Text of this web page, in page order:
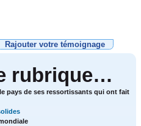
Rajouter votre témoignage
rubrique…
pays de ses ressortissants qui ont fait